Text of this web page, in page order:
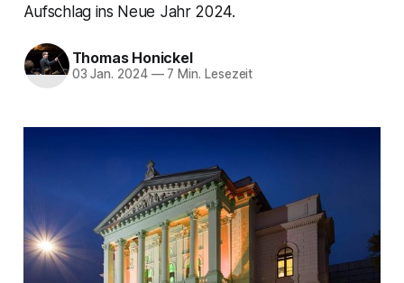
Aufschlag ins Neue Jahr 2024.
Thomas Honickel
03 Jan. 2024 —7 Min. Lesezeit